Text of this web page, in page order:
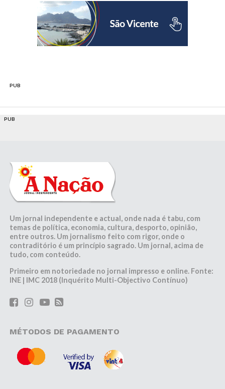
PUB
PUB
Um jornal independente e actual, onde nada é tabu, com
temas de política, economia, cultura, desporto, opinião,
entre outros. Um jornalismo feito com rigor, onde o
contraditório é um princípio sagrado. Um jornal, acima de
tudo, com conteúdo.
Primeiro em notoriedade no jornal impresso e online. Fonte:
INE | IMC 2018 (Inquérito Multi-Objectivo Contínuo)
MÉTODOS DE PAGAMENTO